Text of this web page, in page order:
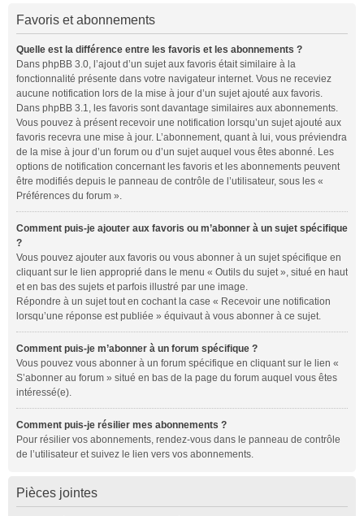
Favoris et abonnements
Quelle est la différence entre les favoris et les abonnements ?
Dans phpBB 3.0, l’ajout d’un sujet aux favoris était similaire à la
fonctionnalité présente dans votre navigateur internet. Vous ne receviez
aucune notification lors de la mise à jour d’un sujet ajouté aux favoris.
Dans phpBB 3.1, les favoris sont davantage similaires aux abonnements.
Vous pouvez à présent recevoir une notification lorsqu’un sujet ajouté aux
favoris recevra une mise à jour. L’abonnement, quant à lui, vous préviendra
de la mise à jour d’un forum ou d’un sujet auquel vous êtes abonné. Les
options de notification concernant les favoris et les abonnements peuvent
être modifiés depuis le panneau de contrôle de l’utilisateur, sous les «
Préférences du forum ».
Comment puis-je ajouter aux favoris ou m’abonner à un sujet spécifique
?
Vous pouvez ajouter aux favoris ou vous abonner à un sujet spécifique en
cliquant sur le lien approprié dans le menu « Outils du sujet », situé en haut
et en bas des sujets et parfois illustré par une image.
Répondre à un sujet tout en cochant la case « Recevoir une notification
lorsqu’une réponse est publiée » équivaut à vous abonner à ce sujet.
Comment puis-je m’abonner à un forum spécifique ?
Vous pouvez vous abonner à un forum spécifique en cliquant sur le lien «
S’abonner au forum » situé en bas de la page du forum auquel vous êtes
intéressé(e).
Comment puis-je résilier mes abonnements ?
Pour résilier vos abonnements, rendez-vous dans le panneau de contrôle
de l’utilisateur et suivez le lien vers vos abonnements.
Pièces jointes